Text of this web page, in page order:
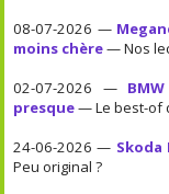
08-07-2026 —
moins chère— Nos
02-07-2026 —
presque— Le best-of
24-06-2026 — Skoda
Peu original ?